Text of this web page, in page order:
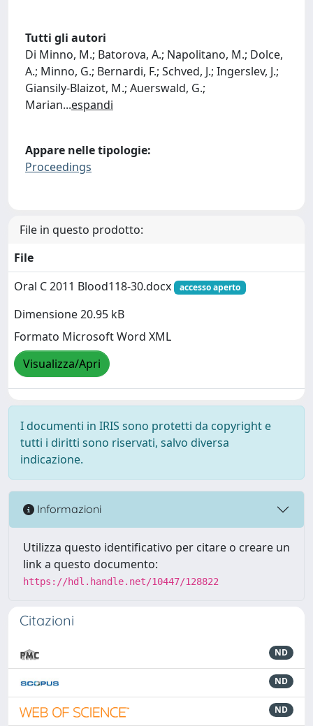
Tutti gli autori
Di Minno, M.; Batorova, A.; Napolitano, M.; Dolce,
A.; Minno, G.; Bernardi, F.; Schved, J.; Ingerslev, J.;
Giansily-Blaizot, M.; Auerswald, G.;
Marian...espandi
Appare nelle tipologie:
Proceedings
File in questo prodotto:
File
Oral C 2011 Blood118-30.docx
accesso aperto
Dimensione 20.95 kB
Formato Microsoft Word XML
Visualizza/Apri
I documenti in IRIS sono protetti da copyright e
tutti i diritti sono riservati, salvo diversa
indicazione.
Informazioni
Utilizza questo identificativo per citare o creare un
link a questo documento:
https://hdl.handle.net/10447/128822
Citazioni
ND
ND
ND